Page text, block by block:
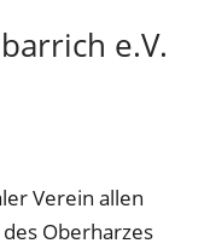
e.V.
Verein allen
Oberharzes